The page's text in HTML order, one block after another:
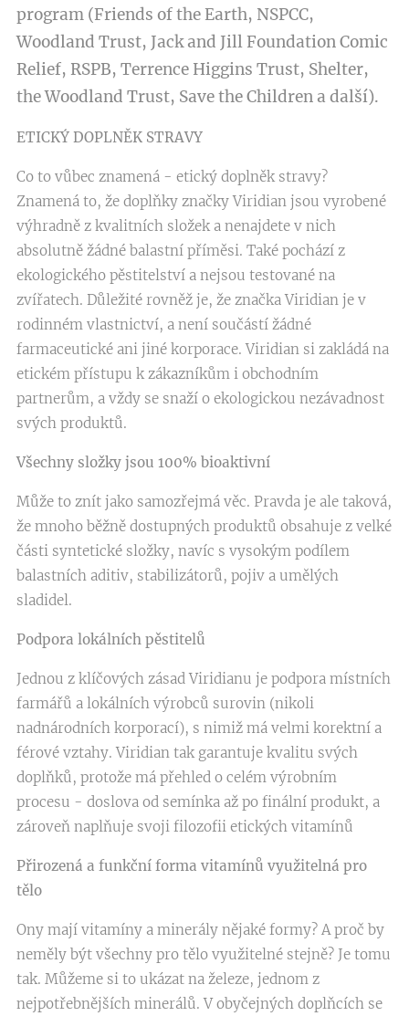
program (Friends of the Earth, NSPCC,
Woodland Trust, Jack and Jill Foundation Comic
Relief, RSPB, Terrence Higgins Trust, Shelter,
the Woodland Trust, Save the Children a další).
ETICKÝ DOPLNĚK STRAVY
Co to vůbec znamená - etický doplněk stravy?
Znamená to, že doplňky značky Viridian jsou vyrobené
výhradně z kvalitních složek a nenajdete v nich
absolutně žádné balastní příměsi. Také pochází z
ekologického pěstitelství a nejsou testované na
zvířatech. Důležité rovněž je, že značka Viridian je v
rodinném vlastnictví, a není součástí žádné
farmaceutické ani jiné korporace. Viridian si zakládá na
etickém přístupu k zákazníkům i obchodním
partnerům, a vždy se snaží o ekologickou nezávadnost
svých produktů.
Všechny složky jsou 100% bioaktivní
Může to znít jako samozřejmá věc. Pravda je ale taková,
že mnoho běžně dostupných produktů obsahuje z velké
části syntetické složky, navíc s vysokým podílem
balastních aditiv, stabilizátorů, pojiv a umělých
sladidel.
Podpora lokálních pěstitelů
Jednou z klíčových zásad Viridianu je podpora místních
farmářů a lokálních výrobců surovin (nikoli
nadnárodních korporací), s nimiž má velmi korektní a
férové vztahy. Viridian tak garantuje kvalitu svých
doplňků, protože má přehled o celém výrobním
procesu - doslova od semínka až po finální produkt, a
zároveň naplňuje svoji filozofii etických vitamínů
Přirozená a funkční forma vitamínů využitelná pro
tělo
Ony mají vitamíny a minerály nějaké formy? A proč by
neměly být všechny pro tělo využitelné stejně? Je tomu
tak. Můžeme si to ukázat na železe, jednom z
nejpotřebnějších minerálů. V obyčejných doplňcích se